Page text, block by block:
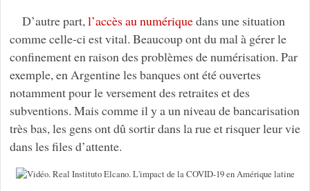
D’autre part,l’accès au numériquedans une situation
comme celle-ci est vital. Beaucoup ont du mal à gérer le
confinement en raison des problèmes de numérisation. Par
exemple, en Argentine les banques ont été ouvertes
notamment pour le versement des retraites et des
subventions. Mais comme il y a un niveau de bancarisation
très bas, les gens ont dû sortir dans la rue et risquer leur vie
dans les files d’attente.